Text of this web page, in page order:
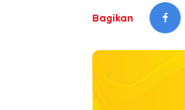
Bagikan